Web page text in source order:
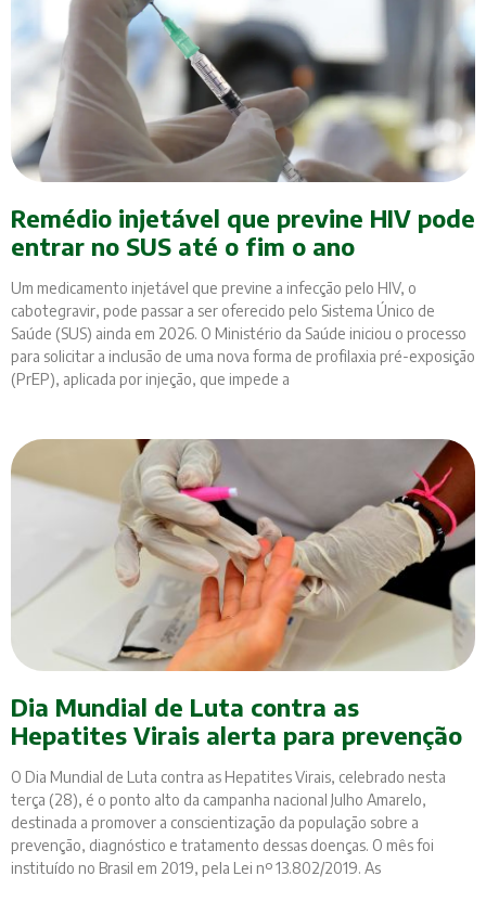
Remédio injetável que previne HIV pode
entrar no SUS até o fim o ano
Um medicamento injetável que previne a infecção pelo HIV, o
cabotegravir, pode passar a ser oferecido pelo Sistema Único de
Saúde (SUS) ainda em 2026. O Ministério da Saúde iniciou o processo
para solicitar a inclusão de uma nova forma de profilaxia pré-exposição
(PrEP), aplicada por injeção, que impede a
Dia Mundial de Luta contra as
Hepatites Virais alerta para prevenção
O Dia Mundial de Luta contra as Hepatites Virais, celebrado nesta
terça (28), é o ponto alto da campanha nacional Julho Amarelo,
destinada a promover a conscientização da população sobre a
prevenção, diagnóstico e tratamento dessas doenças. O mês foi
instituído no Brasil em 2019, pela Lei nº 13.802/2019. As